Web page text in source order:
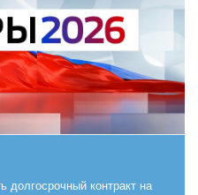
долгосрочный контракт на